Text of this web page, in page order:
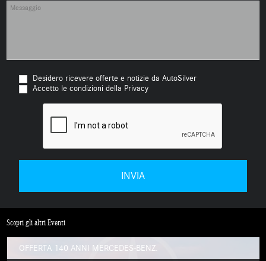
Desidero ricevere offerte e notizie da AutoSilver
Accetto le condizioni della Privacy
Scopri gli altri Eventi
OFFERTA 140 ANNI MERCEDES-BENZ.